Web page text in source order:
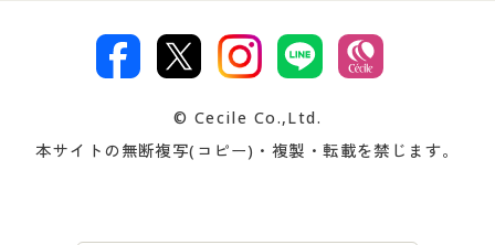
著作権・商標について 会社案内
プレゼント＆キャンペーン サイトマップ
交換・返品は お支払は
ついて
忘れの場合
© Cecile Co.,Ltd.
本サイトの無断複写(コピー)・複製・転載を禁じます。